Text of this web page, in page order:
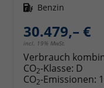
Kraftstoff Benzin
30.479,– €
incl. 19% MwSt.
Verbrauch
CO2-Klasse: D
CO2-Emissionen: